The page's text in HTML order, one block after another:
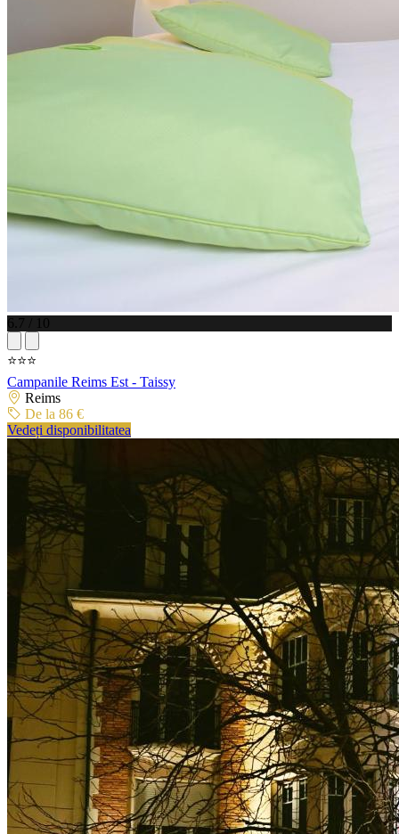
6.7 / 10
⭐⭐⭐
Campanile Reims Est - Taissy
Reims
De la 86 €
Vedeți disponibilitatea